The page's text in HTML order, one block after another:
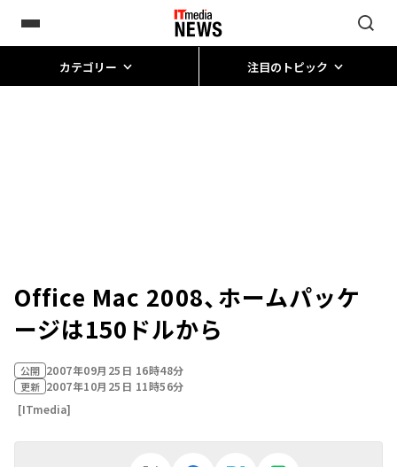
カテゴリー 注目のトピック
Office Mac 2008、ホームパッケ
ージは150ドルから
公開 2007年09月25日 16時48分
更新 2007年10月25日 11時56分
[ITmedia]